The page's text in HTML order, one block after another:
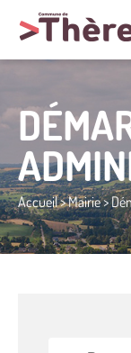
Accueil>Mairie>